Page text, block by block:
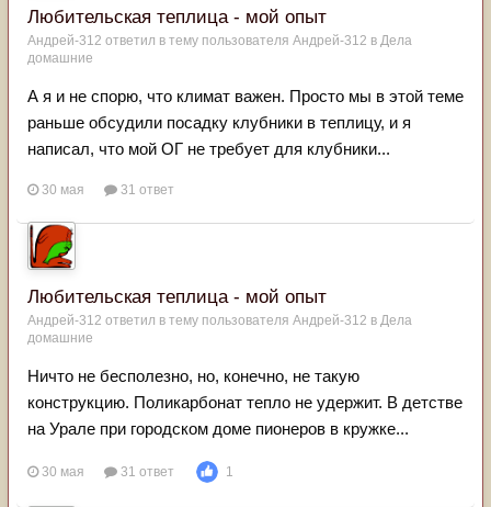
Любительская теплица - мой опыт
Андрей-312 ответил в тему пользователя Андрей-312 в Дела
домашние
А я и не спорю, что климат важен. Просто мы в этой теме
раньше обсудили посадку клубники в теплицу, и я
написал, что мой ОГ не требует для клубники...
30 мая 31 ответ
Любительская теплица - мой опыт
Андрей-312 ответил в тему пользователя Андрей-312 в Дела
домашние
Ничто не бесполезно, но, конечно, не такую
конструкцию. Поликарбонат тепло не удержит. В детстве
на Урале при городском доме пионеров в кружке...
30 мая 31 ответ 1